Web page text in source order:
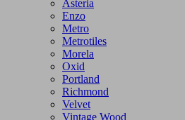
Asteria
Enzo
Metro
Metrotiles
Morela
Oxid
Portland
Richmond
Velvet
Vintage Wood